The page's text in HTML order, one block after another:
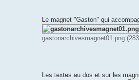
Le magnet "Gaston" qui
gastonarchivesmagnet01.png
Les textes au dos et sur les